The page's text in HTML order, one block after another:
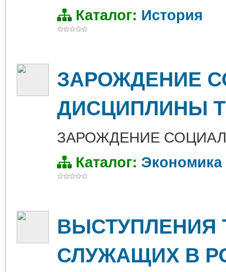
Каталог: История
ЗАРОЖДЕНИЕ
ДИСЦИПЛИНЫ
ЗАРОЖДЕНИЕ
Каталог: Экономика
ВЫСТУПЛЕНИЯ
СЛУЖАЩИХ В